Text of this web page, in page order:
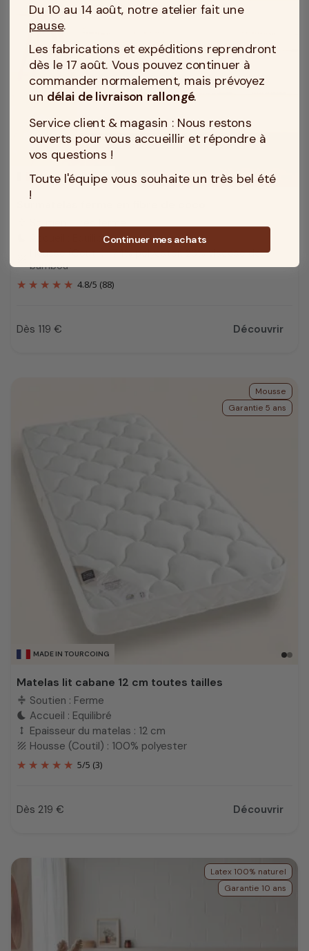
MADE IN TOURCOING
Accueil : Equilibré
Housse (Coutil) : 74% polyester, 26% viscose de
bambou
4.8/5 (88)
Prix
Dès 119 € Découvrir
MADE IN TOURCOING
Mousse
Garantie 5 ans
Matelas lit cabane 12 cm toutes tailles
compress Soutien : Ferme
bedtime Accueil : Equilibré
height Epaisseur du matelas : 12 cm
texture Housse (Coutil) : 100% polyester
5/5 (3)
Prix
Dès 219 € Découvrir
Latex 100% naturel
Garantie 10 ans
Du 10 au 14 août, notre atelier fait une
pause.
Les fabrications et expéditions reprendront
dès le 17 août. Vous pouvez continuer à
commander normalement, mais prévoyez
un délai de livraison rallongé.
Service client & magasin : Nous restons
ouverts pour vous accueillir et répondre à
vos questions !
Toute l'équipe vous souhaite un très bel été
!
Continuer mes achats